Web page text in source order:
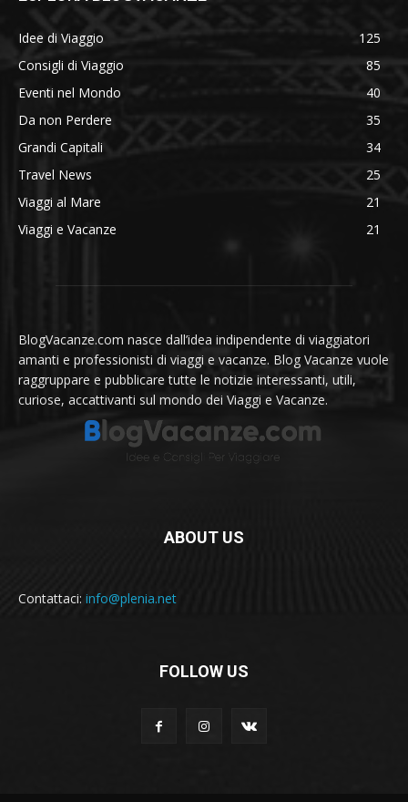
Idee di Viaggio
125
Consigli di Viaggio
85
Eventi nel Mondo
40
Da non Perdere
35
Grandi Capitali
34
Travel News
25
Viaggi al Mare
21
Viaggi e Vacanze
21
BlogVacanze.com nasce dall’idea indipendente di viaggiatori
amanti e professionisti di viaggi e vacanze. Blog Vacanze vuole
raggruppare e pubblicare tutte le notizie interessanti, utili,
curiose, accattivanti sul mondo dei Viaggi e Vacanze.
ABOUT US
Contattaci: info@plenia.net
FOLLOW US